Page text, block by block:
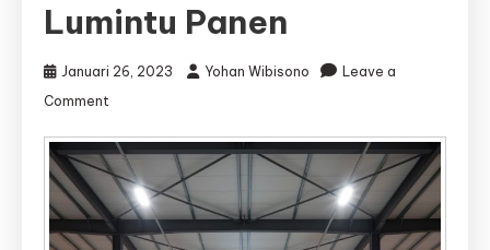
Lumintu Panen
Januari 26, 2023 Yohan Wibisono
Leave a
Comment
Kontraktor
Gudang
Surabaya
|
Jasa